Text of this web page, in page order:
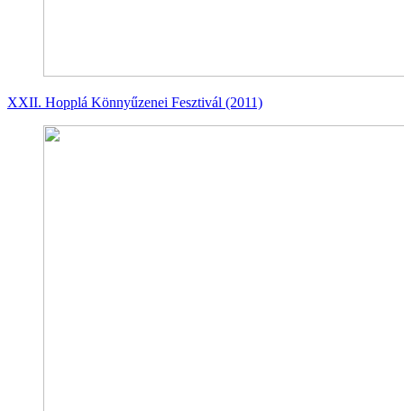
XXII. Hopplá Könnyűzenei Fesztivál (2011)